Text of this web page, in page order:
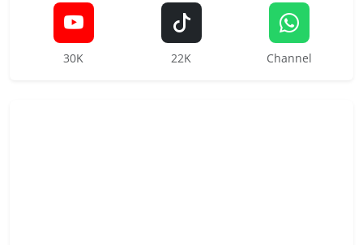
30K 22K Channel